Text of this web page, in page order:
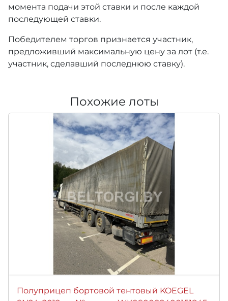
момента подачи этой ставки и после каждой
последующей ставки.
Победителем торгов признается участник,
предложивший максимальную цену за лот (т.е.
участник, сделавший последнюю ставку).
Похожие лоты
Полуприцеп бортовой тентовый KOEGEL